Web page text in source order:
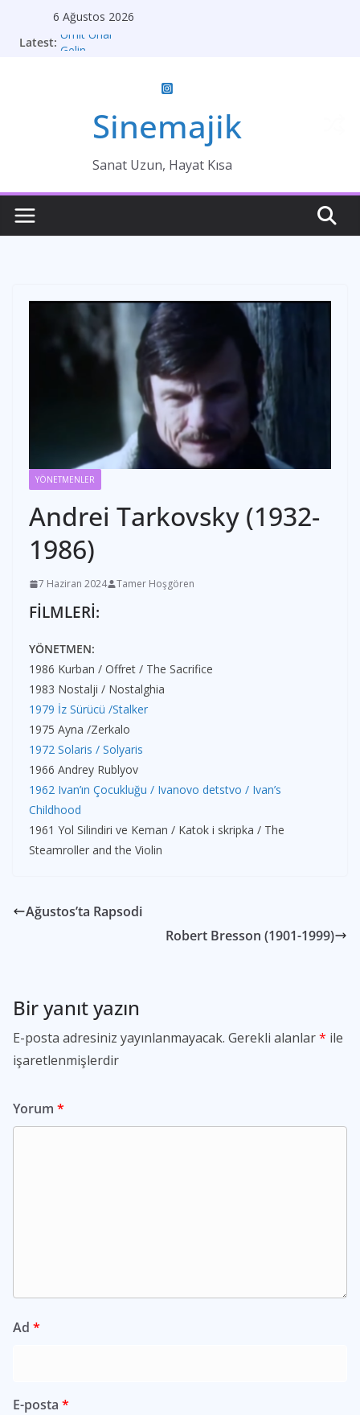
6 Ağustos 2026
Latest: Ümit Ünal
Kırık Bir Aşk Hikayesi
Sinemajik
Sanat Uzun, Hayat Kısa
YÖNETMENLER
Andrei Tarkovsky (1932-
1986)
7 Haziran 2024 Tamer Hoşgören
FİLMLERİ:
YÖNETMEN:
1986 Kurban / Offret / The Sacrifice
1983 Nostalji / Nostalghia
1979 İz Sürücü /Stalker
1975 Ayna /Zerkalo
1972 Solaris / Solyaris
1966 Andrey Rublyov
1962 Ivan’ın Çocukluğu / Ivanovo detstvo / Ivan’s
Childhood
1961 Yol Silindiri ve Keman / Katok i skripka / The
Steamroller and the Violin
Ağustos’ta Rapsodi
Robert Bresson (1901-1999)
Bir yanıt yazın
E-posta adresiniz yayınlanmayacak. Gerekli alanlar* ile
işaretlenmişlerdir
Yorum *
Ad *
E-posta *